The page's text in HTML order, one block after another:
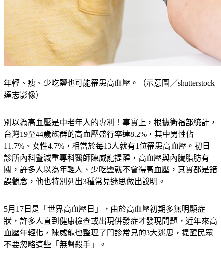
年輕、瘦、少吃鹽也可能罹患高血壓。（示意圖／shutterstock
達志影像）
別以為高血壓是中老年人的專利！事實上，根據衛福部統計，
台灣19至44歲族群的高血壓盛行率達8.2%，其中男性佔
11.7%、女性4.7%，相當於每13人就有1位罹患高血壓。初日
診所內科暨減重專科醫師陳威龍提醒，高血壓與內臟脂肪有
關，許多人以為年輕人、少吃鹽就不會得高血壓，其實都是錯
誤觀念，他也特別列出3種常見迷思做出說明。
5月17日是「世界高血壓日」，由於高血壓初期多無明顯症
狀，許多人直到健康檢查或出現併發症才發現問題，近年來高
血壓年輕化，陳威龍也整理了門診常見的3大迷思，提醒民眾
不要忽略這些「無聲殺手」。